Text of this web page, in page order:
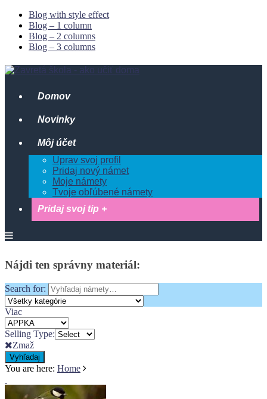
Blog with style effect
Blog – 1 column
Blog – 2 columns
Blog – 3 columns
Domov
Novinky
Môj účet
Uprav svoj profil
Pridaj nový námet
Moje námety
Tvoje obľúbené námety
Pridaj svoj tip +
Offcanvas
Nájdi ten správny materiál:
Search for:
Viac
Selling Type:
Zmaž
Vyhľadaj
You are here: Home